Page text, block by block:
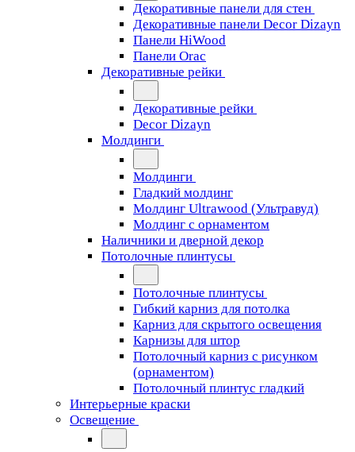
Декоративные панели для стен
Декоративные панели Decor Dizayn
Панели HiWood
Панели Orac
Декоративные рейки
Декоративные рейки
Decor Dizayn
Молдинги
Молдинги
Гладкий молдинг
Молдинг Ultrawood (Ультравуд)
Молдинг с орнаментом
Наличники и дверной декор
Потолочные плинтусы
Потолочные плинтусы
Гибкий карниз для потолка
Карниз для скрытого освещения
Карнизы для штор
Потолочный карниз с рисунком
(орнаментом)
Потолочный плинтус гладкий
Интерьерные краски
Освещение